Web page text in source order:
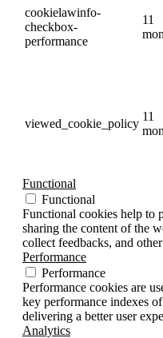
cookielawinfo-
checkbox-
performance
11
viewed_cookie_policy
11
Functional
Functional
Functional cookies help to
sharing the content of the
collect feedbacks, and
Performance
Performance
Performance cookies are
key performance indexes
delivering a better user
Analytics